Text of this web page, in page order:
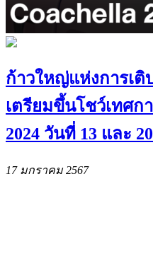
ก้าวใหญ่แห่งการเติ
เตรียมขึ้นโชว์เทศก
2024 วันที่ 13 และ
17 มกราคม 2567